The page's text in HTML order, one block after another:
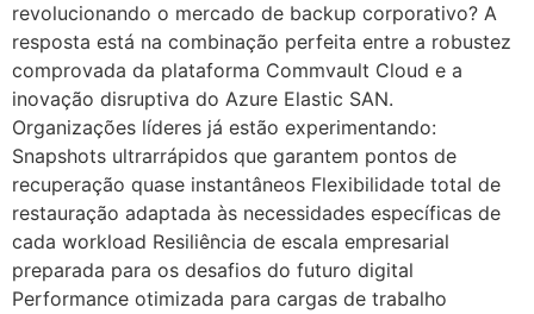
revolucionando o mercado de backup corporativo? A
resposta está na combinação perfeita entre a robustez
comprovada da plataforma Commvault Cloud e a
inovação disruptiva do Azure Elastic SAN.
Organizações líderes já estão experimentando:
Snapshots ultrarrápidos que garantem pontos de
recuperação quase instantâneos Flexibilidade total de
restauração adaptada às necessidades específicas de
cada workload Resiliência de escala empresarial
preparada para os desafios do futuro digital
Performance otimizada para cargas de trabalho